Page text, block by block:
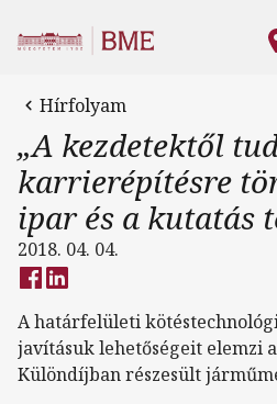
Hírfolyam
„A kezdetektől
karrierépítésre
ipar és a kutatás
2018. 04. 04.
A határfelületi
javításuk lehetőségeit elemzi
Különdíjban részesült